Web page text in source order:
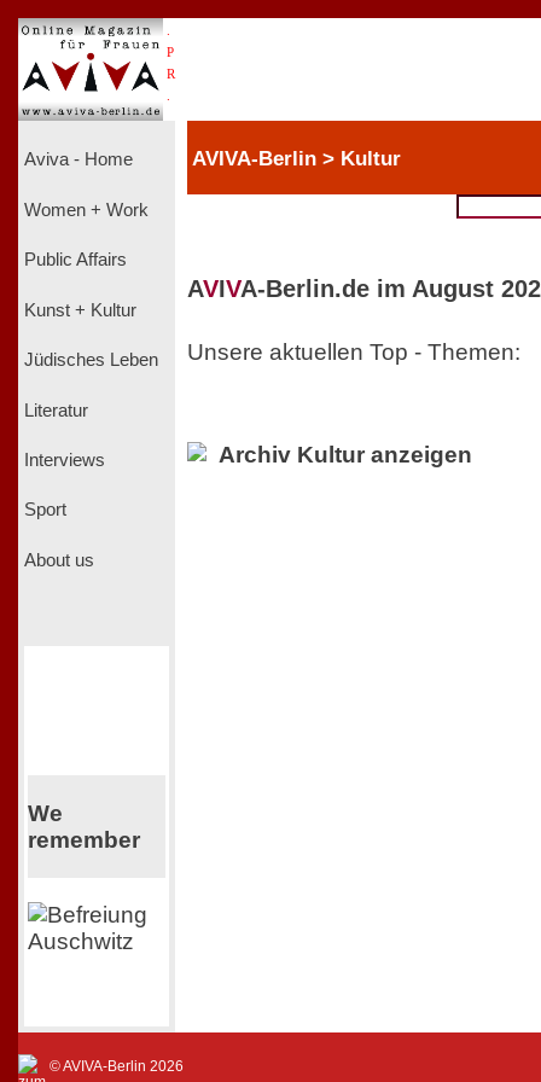
P
R
Aviva - Home
Women + Work
Public Affairs
Kunst + Kultur
Jüdisches Leben
Literatur
Interviews
Sport
About us
We
remember
AVIVA-Berlin > Kultur
AVIVA-Berlin.de im August
Unsere aktuellen Top - Themen:
Archiv Kultur anzeigen
© AVIVA-Berlin 2026